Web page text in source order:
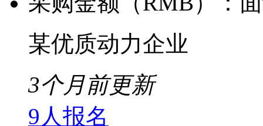
某优质动力企业
3个月前更新
9人报名